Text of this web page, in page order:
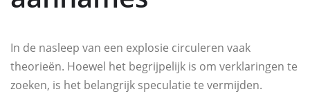
In de nasleep van een explosie circuleren vaak
theorieën. Hoewel het begrijpelijk is om verklaringen te
zoeken, is het belangrijk speculatie te vermijden.